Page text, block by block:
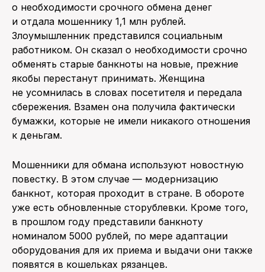
о необходимости срочного обмена денег
и отдала мошеннику 1,1 млн рублей.
Злоумышленник представился социальным
работником. Он сказал о необходимости срочно
обменять старые банкноты на новые, прежние
якобы перестанут принимать. Женщина
не усомнилась в словах посетителя и передала
сбережения. Взамен она получила фактически
бумажки, которые не имели никакого отношения
к деньгам.
Мошенники для обмана используют новостную
повестку. В этом случае — модернизацию
банкнот, которая проходит в стране. В обороте
уже есть обновленные сторублевки. Кроме того,
в прошлом году представили банкноту
номиналом 5000 рублей, по мере адаптации
оборудования для их приема и выдачи они также
появятся в кошельках рязанцев.